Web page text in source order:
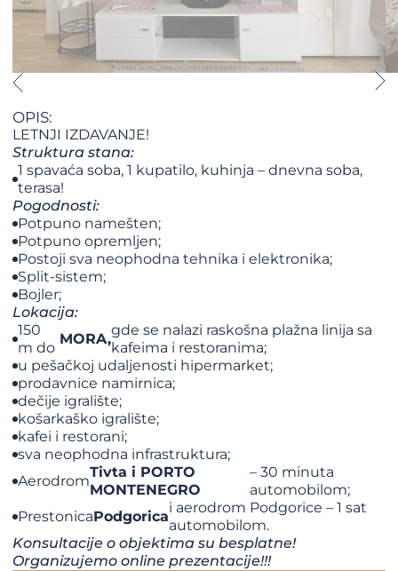
OPIS:
LETNJI IZDAVANJE!
Struktura stana:
1 spavaća soba, 1 kupatilo, kuhinja – dnevna soba,
terasa!
Pogodnosti:
Potpuno namešten;
Potpuno opremljen;
Postoji sva neophodna tehnika i elektronika;
Split-sistem;
Bojler;
Lokacija:
150
m do
MORA,
gde se nalazi raskošna plažna linija sa
kafeima i restoranima;
u pešačkoj udaljenosti hipermarket;
prodavnice namirnica;
dečije igralište;
košarkaško igralište;
kafei i restorani;
sva neophodna infrastruktura;
Aerodrom
Tivta i PORTO
MONTENEGRO
– 30 minuta
automobilom;
PrestonicaPodgorica
i aerodrom Podgorice – 1 sat
automobilom.
Konsultacije o objektima su besplatne!
Organizujemo online prezentacije!!!